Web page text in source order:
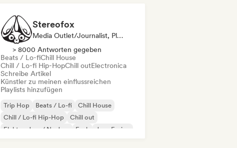
Stereofox
Media Outlet/Journalist, Playlist-Kurator
> 8000 Antworten gegeben
Beats / Lo-fiChill House
Chill / Lo-fi Hip-HopChill outElectronica
Schreibe Artikel
Künstler zu meinen einflussreichen
Playlists hinzufügen
Trip Hop Beats / Lo-fi
Chill House
Chill / Lo-fi Hip-Hop
Chill out
Elektro-Jazz / Nu Jazz
Funk Jazz-Fusion